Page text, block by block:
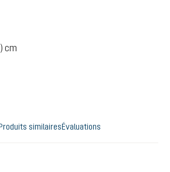
cm
similairesÉvaluations